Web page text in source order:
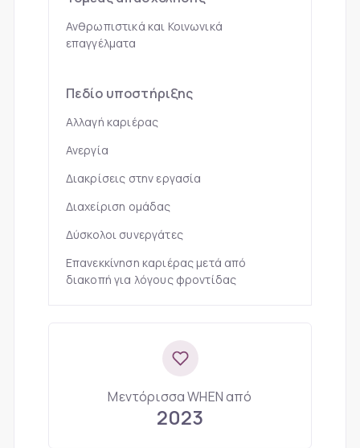
Ανθρωπιστικά και Κοινωνικά
επαγγέλματα
Πεδίο υποστήριξης
Αλλαγή καριέρας
Ανεργία
Διακρίσεις στην εργασία
Διαχείριση ομάδας
Δύσκολοι συνεργάτες
Επανεκκίνηση καριέρας μετά από
διακοπή για λόγους φροντίδας
Μεντόρισσα WHEN από
2023